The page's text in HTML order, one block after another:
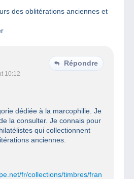
des oblitérations anciennes et
10:12
Répondre
dédiée à la marcophilie. Je
la consulter. Je connais pour
qui collectionnent
anciennes.
fr/collections/timbres/fran